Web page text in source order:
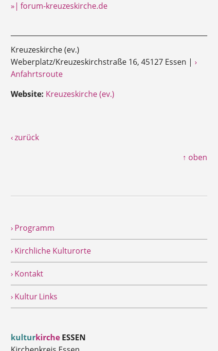
»| forum-kreuzeskirche.de
Kreuzeskirche (ev.)
Weberplatz/Kreuzeskirchstraße 16, 45127 Essen |›
Anfahrtsroute
Website: Kreuzeskirche (ev.)
‹ zurück
↑ oben
› Programm
› Kirchliche Kulturorte
› Kontakt
› Kultur Links
kulturkirche ESSEN